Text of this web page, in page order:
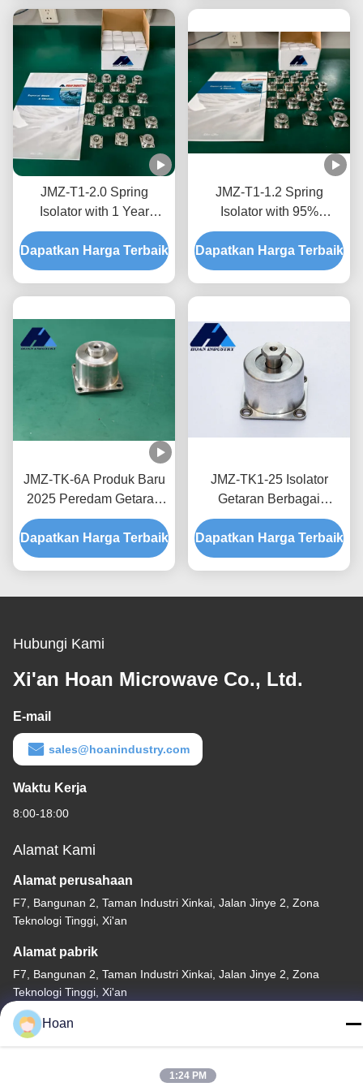
JMZ-T1-2.0 Spring
Isolator with 1 Year
Warranty for Industrial
and Commercial
Applications and High
Dapatkan Harga Terbaik
JMZ-T1-1.2 Spring
Isolator with 95%
Isolation Efficiency 32mm
Overall Width and UL
Listed for Vibration
Dapatkan Harga Terbaik
JMZ-TK-6A Produk Baru
2025 Peredam Getaran
Tahan Lama Peredam
Pegas Cocok untuk
Sebagian Besar
Dapatkan Harga Terbaik
JMZ-TK1-25 Isolator
Getaran Berbagai
Aplikasi untuk Berbagai
Sektor dan Sistem
Industri
Dapatkan Harga Terbaik
Hubungi Kami
Xi'an Hoan Microwave Co., Ltd.
E-mail
sales@hoanindustry.com
Waktu Kerja
8:00-18:00
Alamat Kami
Alamat perusahaan
F7, Bangunan 2, Taman Industri Xinkai, Jalan Jinye 2, Zona
Teknologi Tinggi, Xi'an
Alamat pabrik
F7, Bangunan 2, Taman Industri Xinkai, Jalan Jinye 2, Zona
Teknologi Tinggi, Xi'an
Telp
86--18740357801
Hoan
1:24 PM